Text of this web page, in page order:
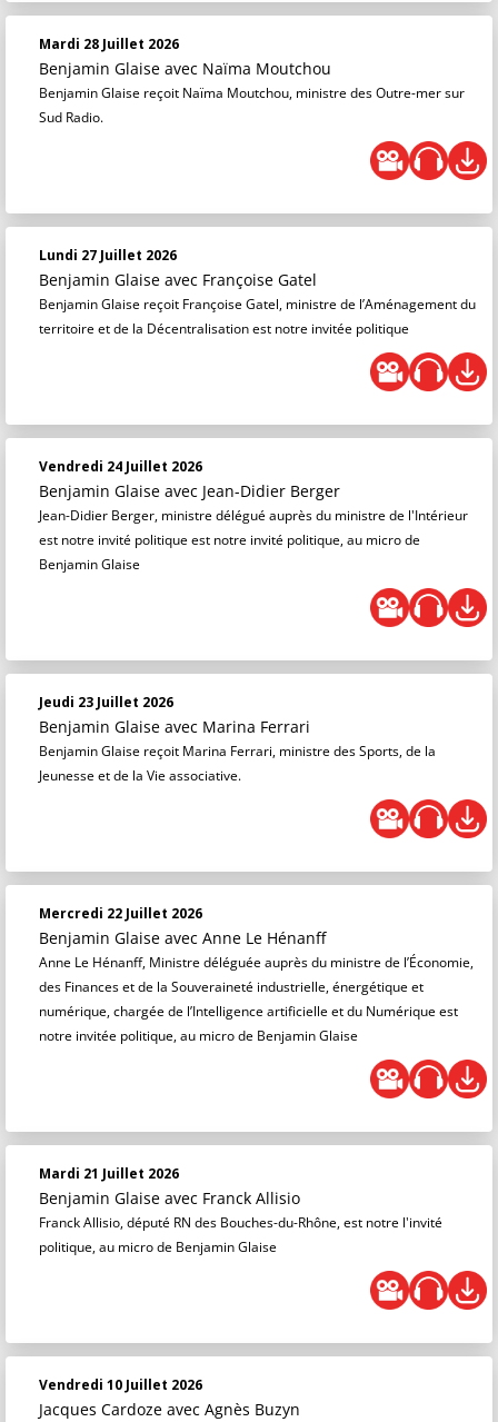
Mardi 28 Juillet 2026
Benjamin Glaise avec Naïma Moutchou
Benjamin Glaise reçoit Naïma Moutchou, ministre des Outre-mer sur
Sud Radio.
Lundi 27 Juillet 2026
Benjamin Glaise avec Françoise Gatel
Benjamin Glaise reçoit Françoise Gatel, ministre de l’Aménagement du
territoire et de la Décentralisation est notre invitée politique
Vendredi 24 Juillet 2026
Benjamin Glaise avec Jean-Didier Berger
Jean-Didier Berger, ministre délégué auprès du ministre de l'Intérieur
est notre invité politique est notre invité politique, au micro de
Benjamin Glaise
Jeudi 23 Juillet 2026
Benjamin Glaise avec Marina Ferrari
Benjamin Glaise reçoit Marina Ferrari, ministre des Sports, de la
Jeunesse et de la Vie associative.
Mercredi 22 Juillet 2026
Benjamin Glaise avec Anne Le Hénanff
Anne Le Hénanff, Ministre déléguée auprès du ministre de l’Économie,
des Finances et de la Souveraineté industrielle, énergétique et
numérique, chargée de l’Intelligence artificielle et du Numérique est
notre invitée politique, au micro de Benjamin Glaise
Mardi 21 Juillet 2026
Benjamin Glaise avec Franck Allisio
Franck Allisio, député RN des Bouches-du-Rhône, est notre l'invité
politique, au micro de Benjamin Glaise
Vendredi 10 Juillet 2026
Jacques Cardoze avec Agnès Buzyn